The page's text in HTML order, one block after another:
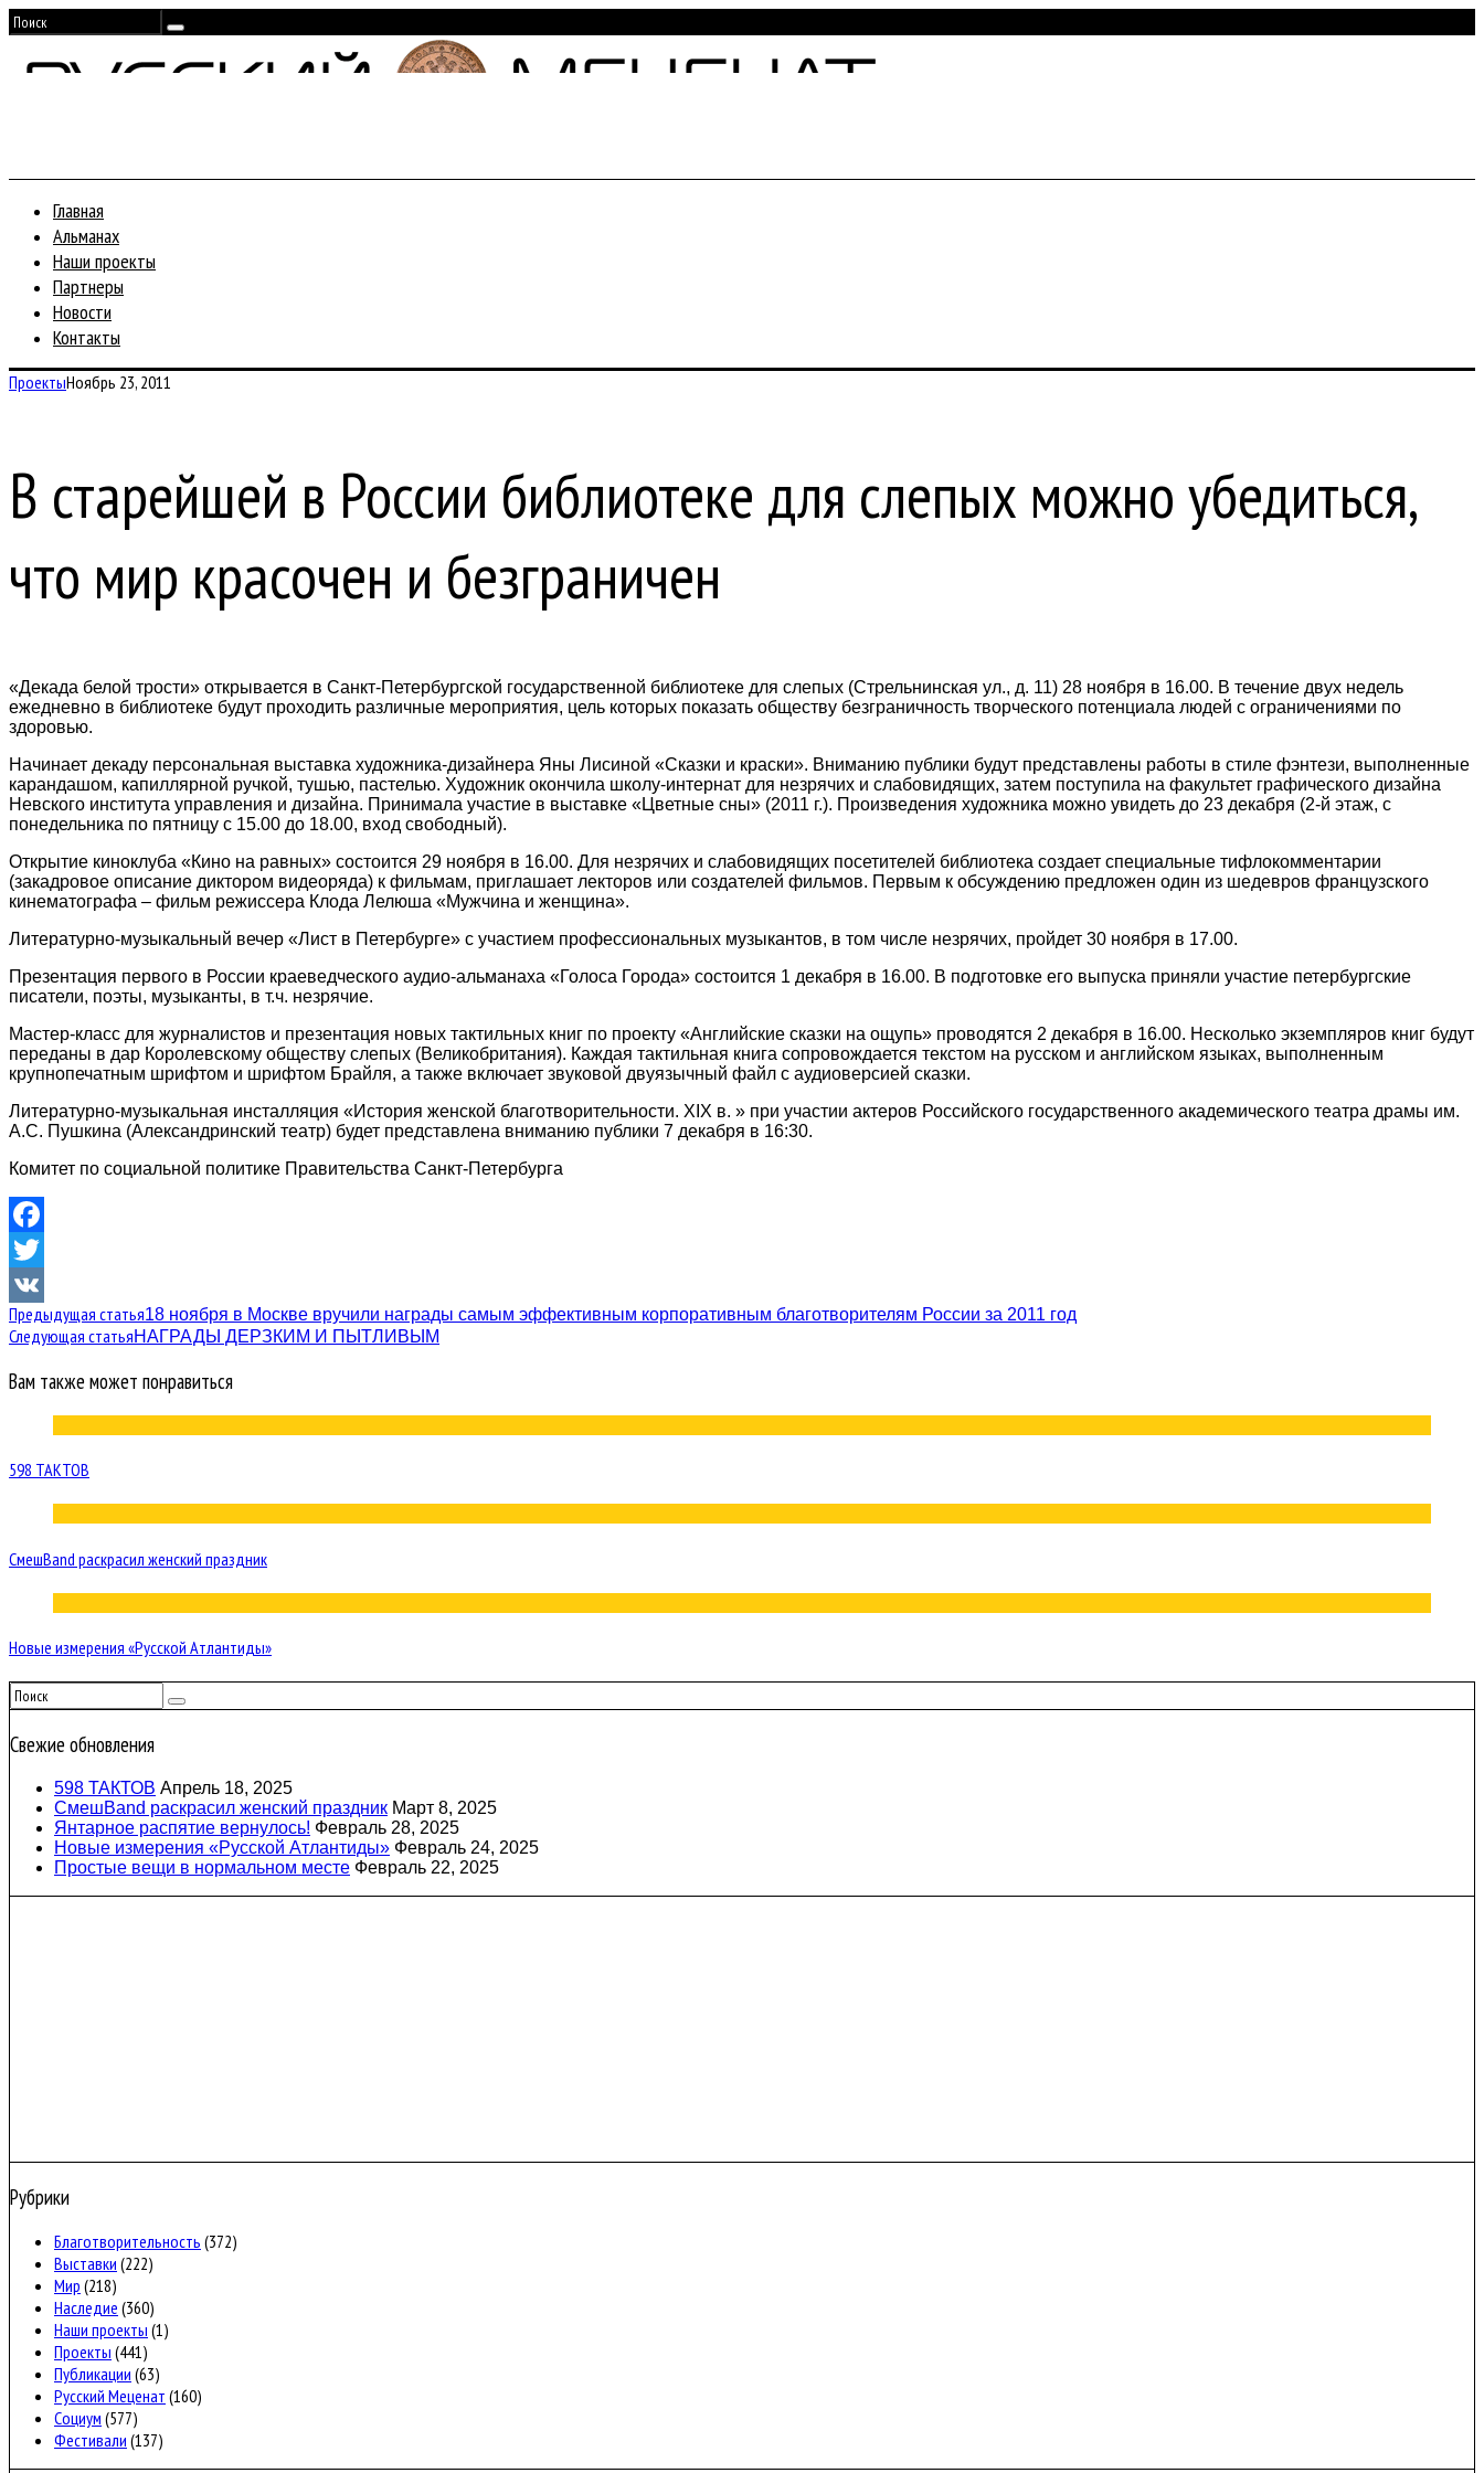
Главная
Альманах
Наши проекты
Партнеры
Новости
Контакты
ПроектыНоябрь 23, 2011
В старейшей в России библиотеке для слепых можно убедиться,
что мир красочен и безграничен
«Декада белой трости» открывается в Санкт-Петербургской государственной библиотеке для слепых (Стрельнинская ул., д. 11) 28 ноября в 16.00. В течение двух недель
ежедневно в библиотеке будут проходить различные мероприятия, цель которых показать обществу безграничность творческого потенциала людей с ограничениями по
здоровью.
Начинает декаду персональная выставка художника-дизайнера Яны Лисиной «Сказки и краски». Вниманию публики будут представлены работы в стиле фэнтези, выполненные
карандашом, капиллярной ручкой, тушью, пастелью. Художник окончила школу-интернат для незрячих и слабовидящих, затем поступила на факультет графического дизайна
Невского института управления и дизайна. Принимала участие в выставке «Цветные сны» (2011 г.). Произведения художника можно увидеть до 23 декабря (2-й этаж, с
понедельника по пятницу с 15.00 до 18.00, вход свободный).
Открытие киноклуба «Кино на равных» состоится 29 ноября в 16.00. Для незрячих и слабовидящих посетителей библиотека создает специальные тифлокомментарии
(закадровое описание диктором видеоряда) к фильмам, приглашает лекторов или создателей фильмов. Первым к обсуждению предложен один из шедевров французского
кинематографа – фильм режиссера Клода Лелюша «Мужчина и женщина».
Литературно-музыкальный вечер «Лист в Петербурге» с участием профессиональных музыкантов, в том числе незрячих, пройдет 30 ноября в 17.00.
Презентация первого в России краеведческого аудио-альманаха «Голоса Города» состоится 1 декабря в 16.00. В подготовке его выпуска приняли участие петербургские
писатели, поэты, музыканты, в т.ч. незрячие.
Мастер-класс для журналистов и презентация новых тактильных книг по проекту «Английские сказки на ощупь» проводятся 2 декабря в 16.00. Несколько экземпляров книг будут
переданы в дар Королевскому обществу слепых (Великобритания). Каждая тактильная книга сопровождается текстом на русском и английском языках, выполненным
крупнопечатным шрифтом и шрифтом Брайля, а также включает звуковой двуязычный файл с аудиоверсией сказки.
Литературно-музыкальная инсталляция «История женской благотворительности. XIX в. » при участии актеров Российского государственного академического театра драмы им.
А.С. Пушкина (Александринский театр) будет представлена вниманию публики 7 декабря в 16:30.
Комитет по социальной политике Правительства Санкт-Петербурга
Facebook
Twitter
VK
Предыдущая статья18 ноября в Москве вручили награды самым эффективным корпоративным благотворителям России за 2011 год
Следующая статьяНАГРАДЫ ДЕРЗКИМ И ПЫТЛИВЫМ
Вам также может понравиться
598 ТАКТОВ
СмешBand раскрасил женский праздник
Новые измерения «Русской Атлантиды»
Свежие обновления
598 ТАКТОВ Апрель 18, 2025
СмешBand раскрасил женский праздник Март 8, 2025
Янтарное распятие вернулось! Февраль 28, 2025
Новые измерения «Русской Атлантиды» Февраль 24, 2025
Простые вещи в нормальном месте Февраль 22, 2025
Рубрики
Благотворительность (372)
Выставки (222)
Мир (218)
Наследие (360)
Наши проекты (1)
Проекты (441)
Публикации (63)
Русский Меценат (160)
Социум (577)
Фестивали (137)